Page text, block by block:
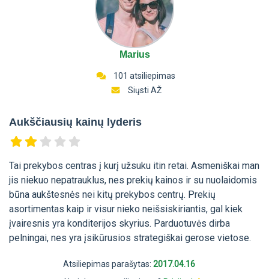
Marius
101 atsiliepimas
Siųsti AŽ
Aukščiausių kainų lyderis
Tai prekybos centras į kurį užsuku itin retai. Asmeniškai man
jis niekuo nepatrauklus, nes prekių kainos ir su nuolaidomis
būna aukštesnės nei kitų prekybos centrų. Prekių
asortimentas kaip ir visur nieko neišsiskiriantis, gal kiek
įvairesnis yra konditerijos skyrius. Parduotuvės dirba
pelningai, nes yra įsikūrusios strategiškai gerose vietose.
Atsiliepimas parašytas: 2017.04.16